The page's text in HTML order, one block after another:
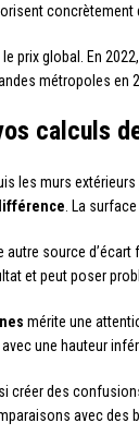
concrètement
prix global. En
métropoles en
calculs
les murs
. La
source d’écart
et peut poser
mérite une
une hauteur
créer des
avec des